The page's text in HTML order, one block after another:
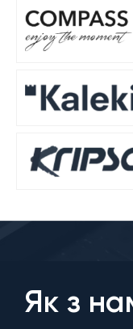
Як з